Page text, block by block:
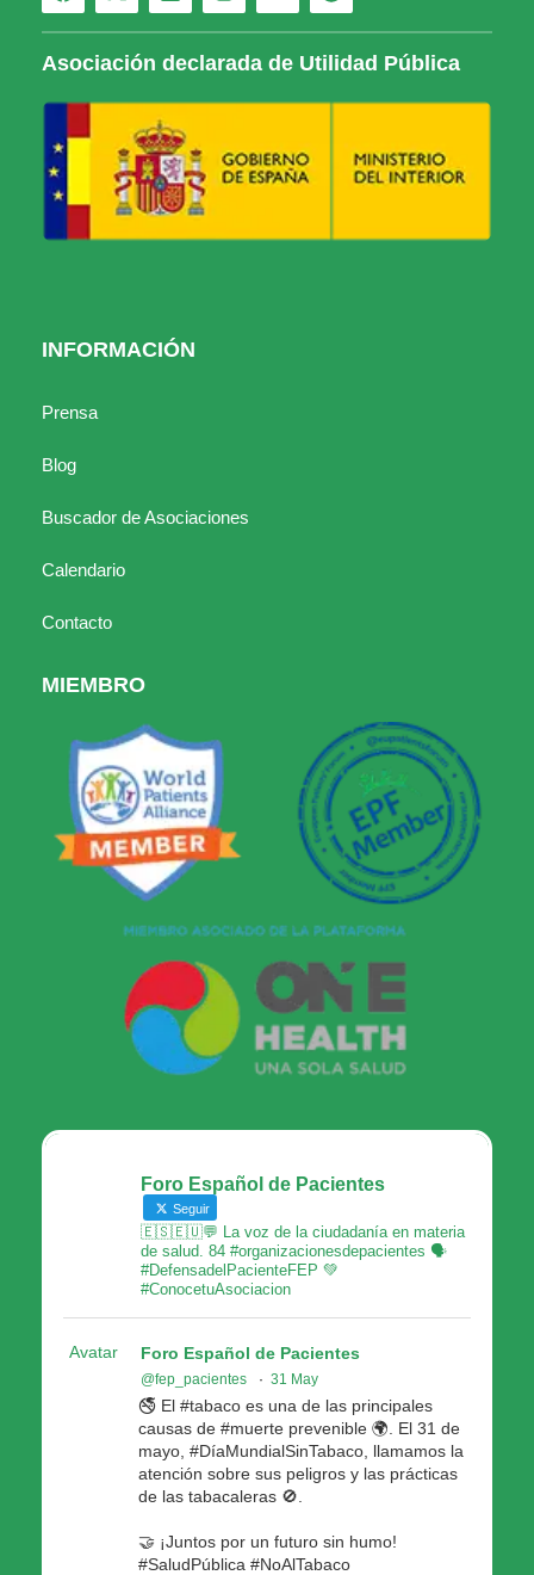
Asociación declarada de Utilidad Pública
INFORMACIÓN
Prensa
Blog
Buscador de Asociaciones
Calendario
Contacto
MIEMBRO
Foro Español de Pacientes
Seguir
🇪🇸🇪🇺💬 La voz de la ciudadanía en materia
de salud. 84 #organizacionesdepacientes 🗣
#DefensadelPacienteFEP 💚
#ConocetuAsociacion
Avatar Foro Español de Pacientes
@fep_pacientes · 31 May
🚭 El #tabaco es una de las principales
causas de #muerte prevenible 🌍. El 31 de
mayo, #DíaMundialSinTabaco, llamamos la
atención sobre sus peligros y las prácticas
de las tabacaleras 🚫.
🤝 ¡Juntos por un futuro sin humo!
#SaludPública #NoAlTabaco